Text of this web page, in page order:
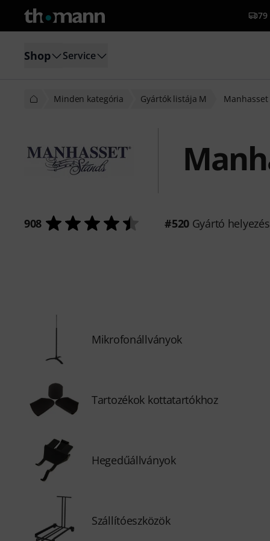
Shop Service
Minden kategória Gyártók listája M Manhasset
908 #520Gyártó
Mikrofonállványok
Tartozékok kottatartókhoz
Hegedűállványok
Szállítóeszközök